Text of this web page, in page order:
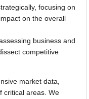
focusing on
on the overall
business and
competitive
market data,
critical areas. We